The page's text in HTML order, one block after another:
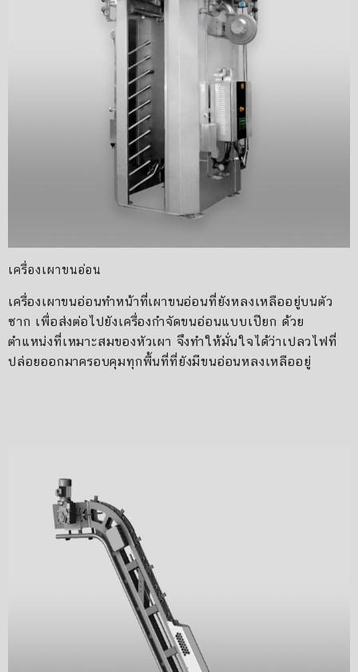
เครื่องเผาขนอ่อน
เครื่องเผาขนอ่อนทำหน้าที่เผาขนอ่อนที่ยังหลงเหลืออยู่บนตัว
ซาก เพื่อส่งต่อไปยังเครื่องกำจัดขนอ่อนแบบเปียก ด้วย
ตำแหน่งที่เหมาะสมของหัวเผา จึงทำให้มั่นใจได้ว่าเปลวไฟที่
ปล่อยออกมาครอบคุมทุกพื้นที่ที่ยังมีขนอ่อนหลงเหลืออยู่